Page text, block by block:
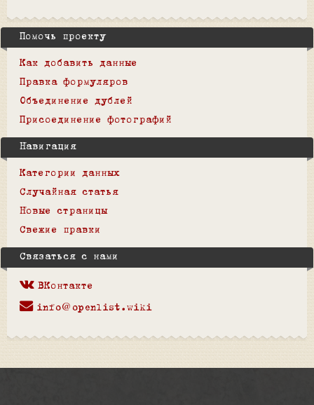
Помочь проекту
Как добавить данные
Правка формуляров
Объединение дублей
Присоединение фотографий
Навигация
Категории данных
Случайная статья
Новые страницы
Свежие правки
Связаться с нами
ВКонтакте
info@openlist.wiki